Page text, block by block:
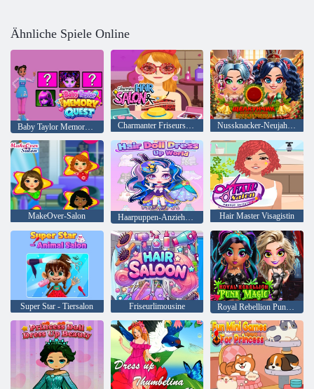
Ähnliche Spiele Online
Baby Taylor Memory Quest Charmanter Friseursalon Nussknacker-Neujahrsabenteuer
MakeOver-Salon Haarpuppen-Anziehwelt Hair Master Visagistin
Super Star - Tiersalon Friseurlimousine Royal Rebellion Punk Magie